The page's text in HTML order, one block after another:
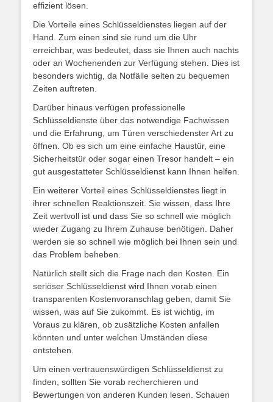
effizient lösen.
Die Vorteile eines Schlüsseldienstes liegen auf der
Hand. Zum einen sind sie rund um die Uhr
erreichbar, was bedeutet, dass sie Ihnen auch nachts
oder an Wochenenden zur Verfügung stehen. Dies ist
besonders wichtig, da Notfälle selten zu bequemen
Zeiten auftreten.
Darüber hinaus verfügen professionelle
Schlüsseldienste über das notwendige Fachwissen
und die Erfahrung, um Türen verschiedenster Art zu
öffnen. Ob es sich um eine einfache Haustür, eine
Sicherheitstür oder sogar einen Tresor handelt – ein
gut ausgestatteter Schlüsseldienst kann Ihnen helfen.
Ein weiterer Vorteil eines Schlüsseldienstes liegt in
ihrer schnellen Reaktionszeit. Sie wissen, dass Ihre
Zeit wertvoll ist und dass Sie so schnell wie möglich
wieder Zugang zu Ihrem Zuhause benötigen. Daher
werden sie so schnell wie möglich bei Ihnen sein und
das Problem beheben.
Natürlich stellt sich die Frage nach den Kosten. Ein
seriöser Schlüsseldienst wird Ihnen vorab einen
transparenten Kostenvoranschlag geben, damit Sie
wissen, was auf Sie zukommt. Es ist wichtig, im
Voraus zu klären, ob zusätzliche Kosten anfallen
könnten und unter welchen Umständen diese
entstehen.
Um einen vertrauenswürdigen Schlüsseldienst zu
finden, sollten Sie vorab recherchieren und
Bewertungen von anderen Kunden lesen. Schauen